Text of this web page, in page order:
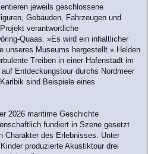
jeweils geschlossene
Gebäuden, Fahrzeugen und
verantwortliche
Quaas. »Es wird ein inhaltlicher
unseres Museums hergestellt.« Helden
Treiben in einer Hafenstadt im
Entdeckungstour durchs Nordmeer
sind Beispiele eines
2026 maritime Geschichte
fundiert in Szene gesetzt
Charakter des Erlebnisses. Unter
produzierte Akustiktour drei